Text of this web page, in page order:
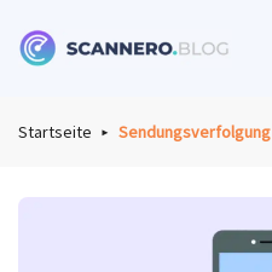
Startseite Sendungsverfolgung